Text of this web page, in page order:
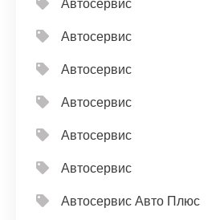
Автосервис
Автосервис
Автосервис
Автосервис
Автосервис
Автосервис
Автосервис Авто Плюс